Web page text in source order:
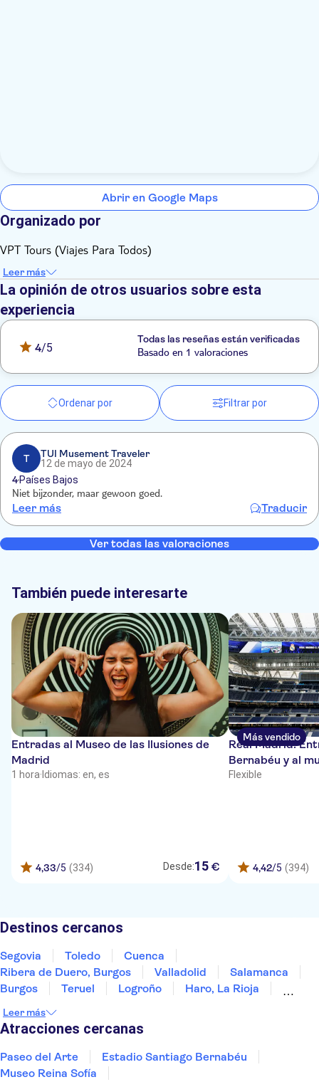
Abrir en Google Maps
Organizado por
VPT Tours (Viajes Para Todos)
Leer más
La opinión de otros usuarios sobre esta
experiencia
4/5
Todas las reseñas están verificadas
Basado en 1 valoraciones
Ordenar por Filtrar por
T
TUI Musement Traveler
12 de mayo de 2024
4 Países Bajos
Niet bijzonder, maar gewoon goed.
Leer más Traducir
Ver todas las valoraciones
También puede interesarte
Entradas al Museo de las Ilusiones de
Madrid
1 hora· Idiomas: en, es
4,33/5 (334) Desde:15 €
Más vendido
Real Madrid:
Bernabéu y al
Flexible
4,42/5 (394)
Destinos cercanos
Segovia Toledo
Cuenca
Ribera de Duero, Burgos
Valladolid
Salamanca
Burgos
Teruel Logroño
Haro, La Rioja
Vitoria-Gasteiz
Leer más
Atracciones cercanas
Paseo del Arte
Estadio Santiago Bernabéu
Museo Reina Sofía